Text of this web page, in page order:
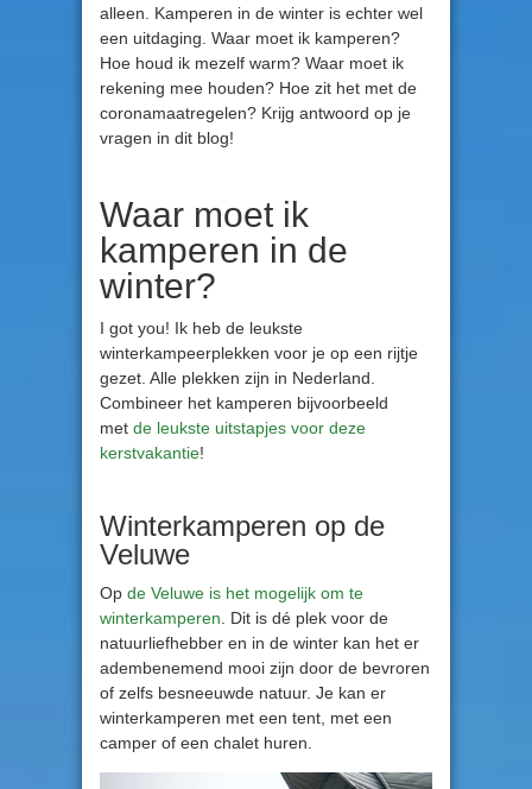
alleen. Kamperen in de winter is echter wel
een uitdaging. Waar moet ik kamperen?
Hoe houd ik mezelf warm? Waar moet ik
rekening mee houden? Hoe zit het met de
coronamaatregelen? Krijg antwoord op je
vragen in dit blog!
Waar moet ik
kamperen in de
winter?
I got you! Ik heb de leukste
winterkampeerplekken voor je op een rijtje
gezet. Alle plekken zijn in Nederland.
Combineer het kamperen bijvoorbeeld
met de leukste uitstapjes voor deze
kerstvakantie!
Winterkamperen op de
Veluwe
Op de Veluwe is het mogelijk om te
winterkamperen . Dit is dé plek voor de
natuurliefhebber en in de winter kan het er
adembenemend mooi zijn door de bevroren
of zelfs besneeuwde natuur. Je kan er
winterkamperen met een tent, met een
camper of een chalet huren.